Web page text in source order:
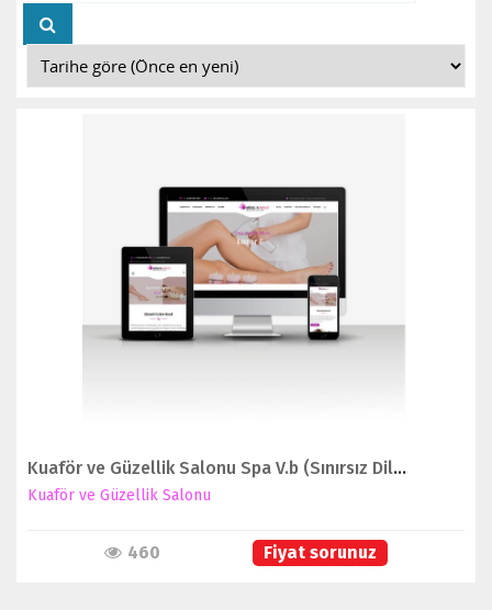
İNCELE
Kuaför ve Güzellik Salonu Spa V.b (Sınırsız Dil Seçeneğiyle)
Kuaför ve Güzellik Salonu
460 Fiyat sorunuz